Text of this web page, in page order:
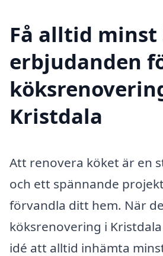
Få alltid minst
erbjudanden
Kristdala
Att renovera köket är en
och ett spännande
förvandla ditt hem. När
köksrenovering i
idé att alltid inhämta